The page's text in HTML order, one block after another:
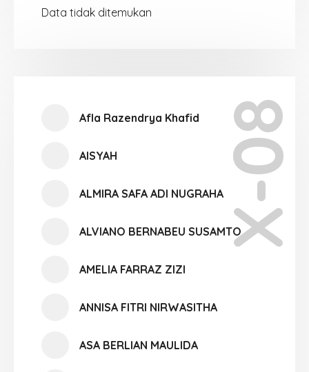
Data tidak ditemukan
X-08
Afla Razendrya Khafid
AISYAH
ALMIRA SAFA ADI NUGRAHA
ALVIANO BERNABEU SUSAMTO
AMELIA FARRAZ ZIZI
ANNISA FITRI NIRWASITHA
ASA BERLIAN MAULIDA